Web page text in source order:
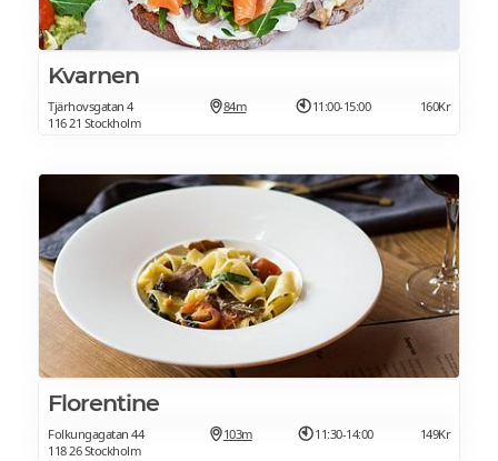
Kvarnen
Tjärhovsgatan 4
116 21 Stockholm
84m 11:00-15:00 160Kr
Florentine
Folkungagatan 44
118 26 Stockholm
103m 11:30-14:00 149Kr